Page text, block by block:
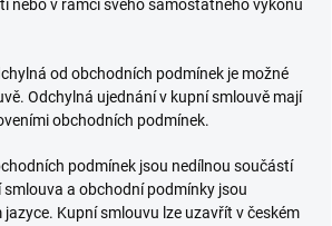
nebo v rámci svého samostatného výkonu
od obchodních podmínek je možné
Odchylná ujednání v kupní smlouvě mají
obchodních podmínek.
podmínek jsou nedílnou součástí
smlouva a obchodní podmínky jsou
Kupní smlouvu lze uzavřít v českém